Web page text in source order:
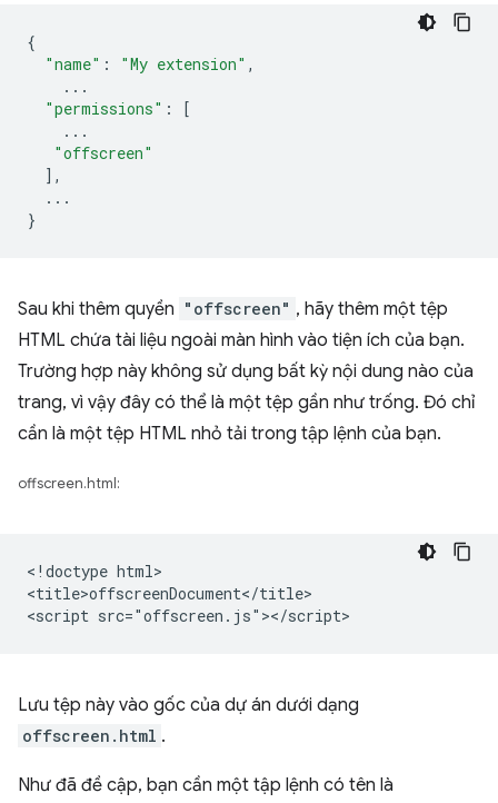
{
"name" : "My extension" ,
...
"permissions" :
[
...
"offscreen"
],
...
}
Sau khi thêm quyền "offscreen" , hãy thêm một tệp
HTML chứa tài liệu ngoài màn hình vào tiện ích của bạn.
Trường hợp này không sử dụng bất kỳ nội dung nào của
trang, vì vậy đây có thể là một tệp gần như trống. Đó chỉ
cần là một tệp HTML nhỏ tải trong tập lệnh của bạn.
offscreen.html:
<!doctype html>
<title>offscreenDocument</title>
Lưu tệp này vào gốc của dự án dưới dạng
offscreen.html .
Như đã đề cập, bạn cần một tập lệnh có tên là